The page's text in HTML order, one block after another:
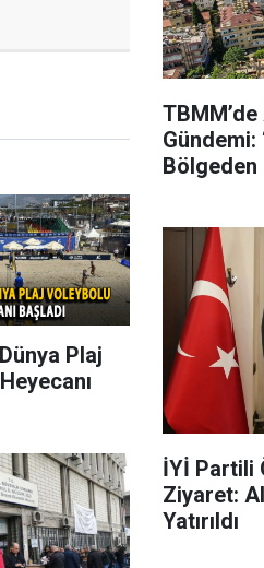
Plaj
Gündemi:
Bölgeden
İYİ Partili
Ziyaret:
Yatırıldı